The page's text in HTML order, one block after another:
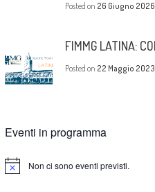
Posted on 26 Giugno 2026
FIMMG LATINA:
Posted on 22 Maggio 2023
Eventi in programma
Notice Non ci sono eventi previsti.